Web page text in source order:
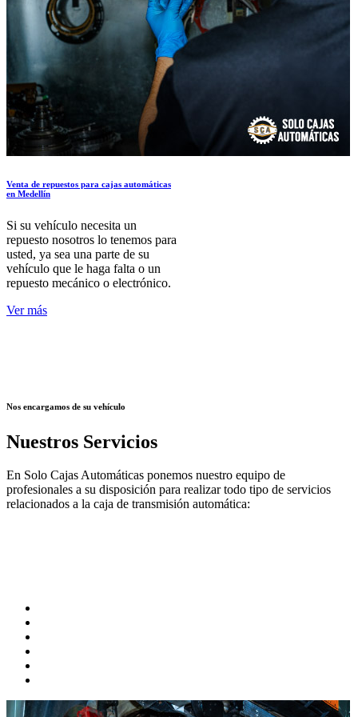
Venta de repuestos para cajas automáticas
en Medellín
Si su vehículo necesita un
repuesto nosotros lo tenemos para
usted, ya sea una parte de su
vehículo que le haga falta o un
repuesto mecánico o electrónico.
Ver más
Nos encargamos de su vehículo
Nuestros Servicios
En Solo Cajas Automáticas ponemos nuestro equipo de
profesionales a su disposición para realizar todo tipo de servicios
relacionados a la caja de transmisión automática: